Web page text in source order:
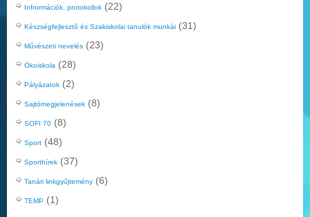
Infrormációk, protokollok (22)
Készségfejlesztő és Szakiskolai tanulók munkái (31)
Művészeti nevelés (23)
Ökoiskola (28)
Pályázatok (2)
Sajtómegjelenések (8)
SOFI 70 (8)
Sport (48)
Sporthírek (37)
Tanári linkgyűjtemény (6)
TEMP (1)